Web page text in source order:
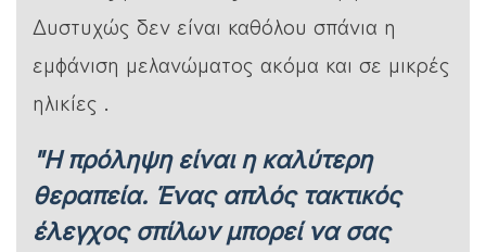
Δυστυχώς δεν είναι καθόλου σπάνια η
εμφάνιση μελανώματος ακόμα και σε μικρές
ηλικίες .
"Η πρόληψη είναι η καλύτερη
θεραπεία. Ένας απλός τακτικός
έλεγχος σπίλων μπορεί να σας